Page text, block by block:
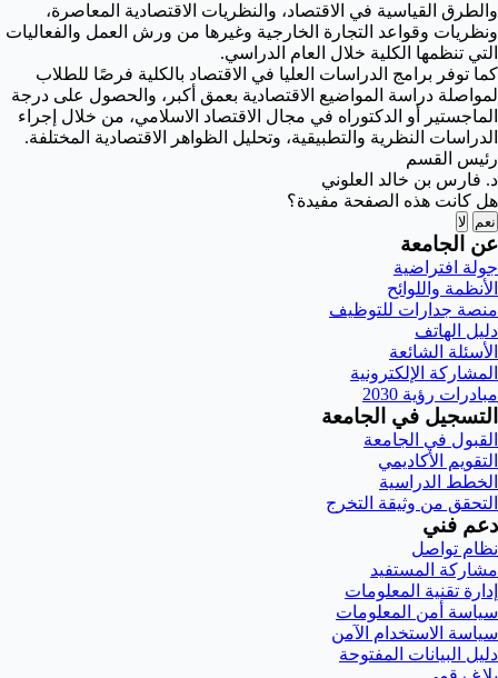
والطرق القياسية في الاقتصاد، والنظريات الاقتصادية المعاصرة،
ونظريات وقواعد التجارة الخارجية وغيرها من ورش العمل والفعاليات
التي تنظمها الكلية خلال العام الدراسي.
كما توفر برامج الدراسات العليا في الاقتصاد بالكلية فرصًا للطلاب
لمواصلة دراسة المواضيع الاقتصادية بعمق أكبر، والحصول على درجة
الماجستير أو الدكتوراه في مجال الاقتصاد الاسلامي، من خلال إجراء
الدراسات النظرية والتطبيقية، وتحليل الظواهر الاقتصادية المختلفة.
رئيس القسم
د. فارس بن خالد العلوني
هل كانت هذه الصفحة مفيدة؟
نعم لا
عن الجامعة
جولة افتراضية
الأنظمة واللوائح
منصة جدارات للتوظيف
دليل الهاتف
الأسئلة الشائعة
المشاركة الإلكترونية
مبادرات رؤية 2030
التسجيل في الجامعة
القبول في الجامعة
التقويم الأكاديمي
الخطط الدراسية
التحقق من وثيقة التخرج
دعم فني
نظام تواصل
مشاركة المستفيد
إدارة تقنية المعلومات
سياسة أمن المعلومات
سياسة الاستخدام الآمن
دليل البيانات المفتوحة